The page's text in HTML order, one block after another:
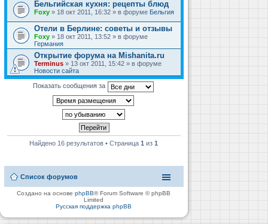
Бельгийская кухня: рецепты блюд
Foxy » 18 окт 2011, 16:32 » в форуме Бельгия
Отели в Берлине: советы и отзывы
Foxy » 18 окт 2011, 13:52 » в форуме
Германия
Открытие форума на Mishanita.ru
Terminus » 13 окт 2011, 15:42 » в форуме
Новости сайта
Показать сообщения за
Найдено 16 результатов • Страница1 из1
Список форумов
Создано на основеphpBB® Forum Software © phpBB
Limited
Русская поддержка phpBB